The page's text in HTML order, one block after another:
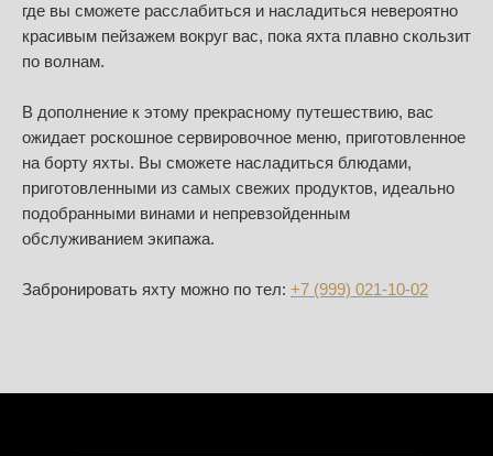
где вы сможете расслабиться и насладиться невероятно
красивым пейзажем вокруг вас, пока яхта плавно скользит
по волнам.
В дополнение к этому прекрасному путешествию, вас
ожидает роскошное сервировочное меню, приготовленное
на борту яхты. Вы сможете насладиться блюдами,
приготовленными из самых свежих продуктов, идеально
подобранными винами и непревзойденным
обслуживанием экипажа.
Забронировать яхту можно по тел: +7 (999) 021-10-02